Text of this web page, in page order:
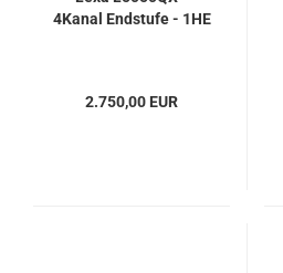
4Kanal Endstufe - 1HE
2.750,00 EUR